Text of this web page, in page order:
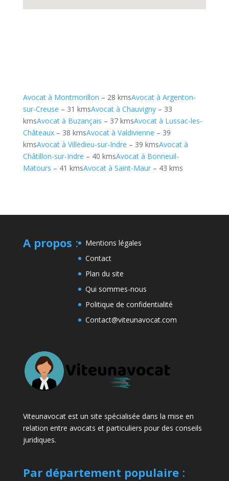
Avocat à Montmorillon – 28 kmsAvocat à Argenton-
sur-Creuse – 31 kmsAvocat à Chauvigny– 33
kmsAvocat à Buzançais – 37 kmsAvocat à Lussac-les-
Châteaux– 38 kmsAvocat à Valdivienne – 39
kmsAvocat à Villedieu-sur-Indre – 39 kmsAvocat à
Châtillon-sur-Indre – 40 kmsAvocat à Bonneuil-
Matours – 41 kmsAvocat à Saint-Maur– 43 kms
A propos :
Mentions légales
Contact
Plan du site
Qui sommes-nous
Politique de confidentialité
Contact@viteunavocat.com
Viteunavocat est un site spécialisée dans la mise en
relation entre avocats et particuliers pour des conseils
juridiques.
Par département populaire: